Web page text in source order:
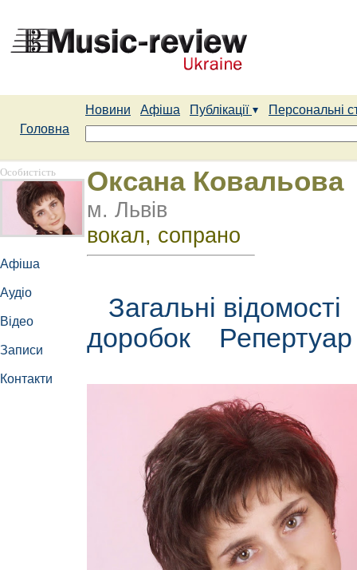
Новини Афіша Публікації
Персональні
Головна
Особистість
Афіша
Аудіо
Відео
Записи
Контакти
Оксана Ковальова
м. Львів
вокал, сопрано
Загальні відомості
доробок